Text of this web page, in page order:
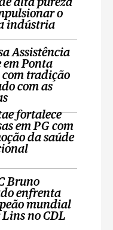
alta pureza
o
indústria
Assistência
em Ponta
com tradição
com as
fortalece
em PG com
da saúde
Bruno
enfrenta
mundial
no CDL